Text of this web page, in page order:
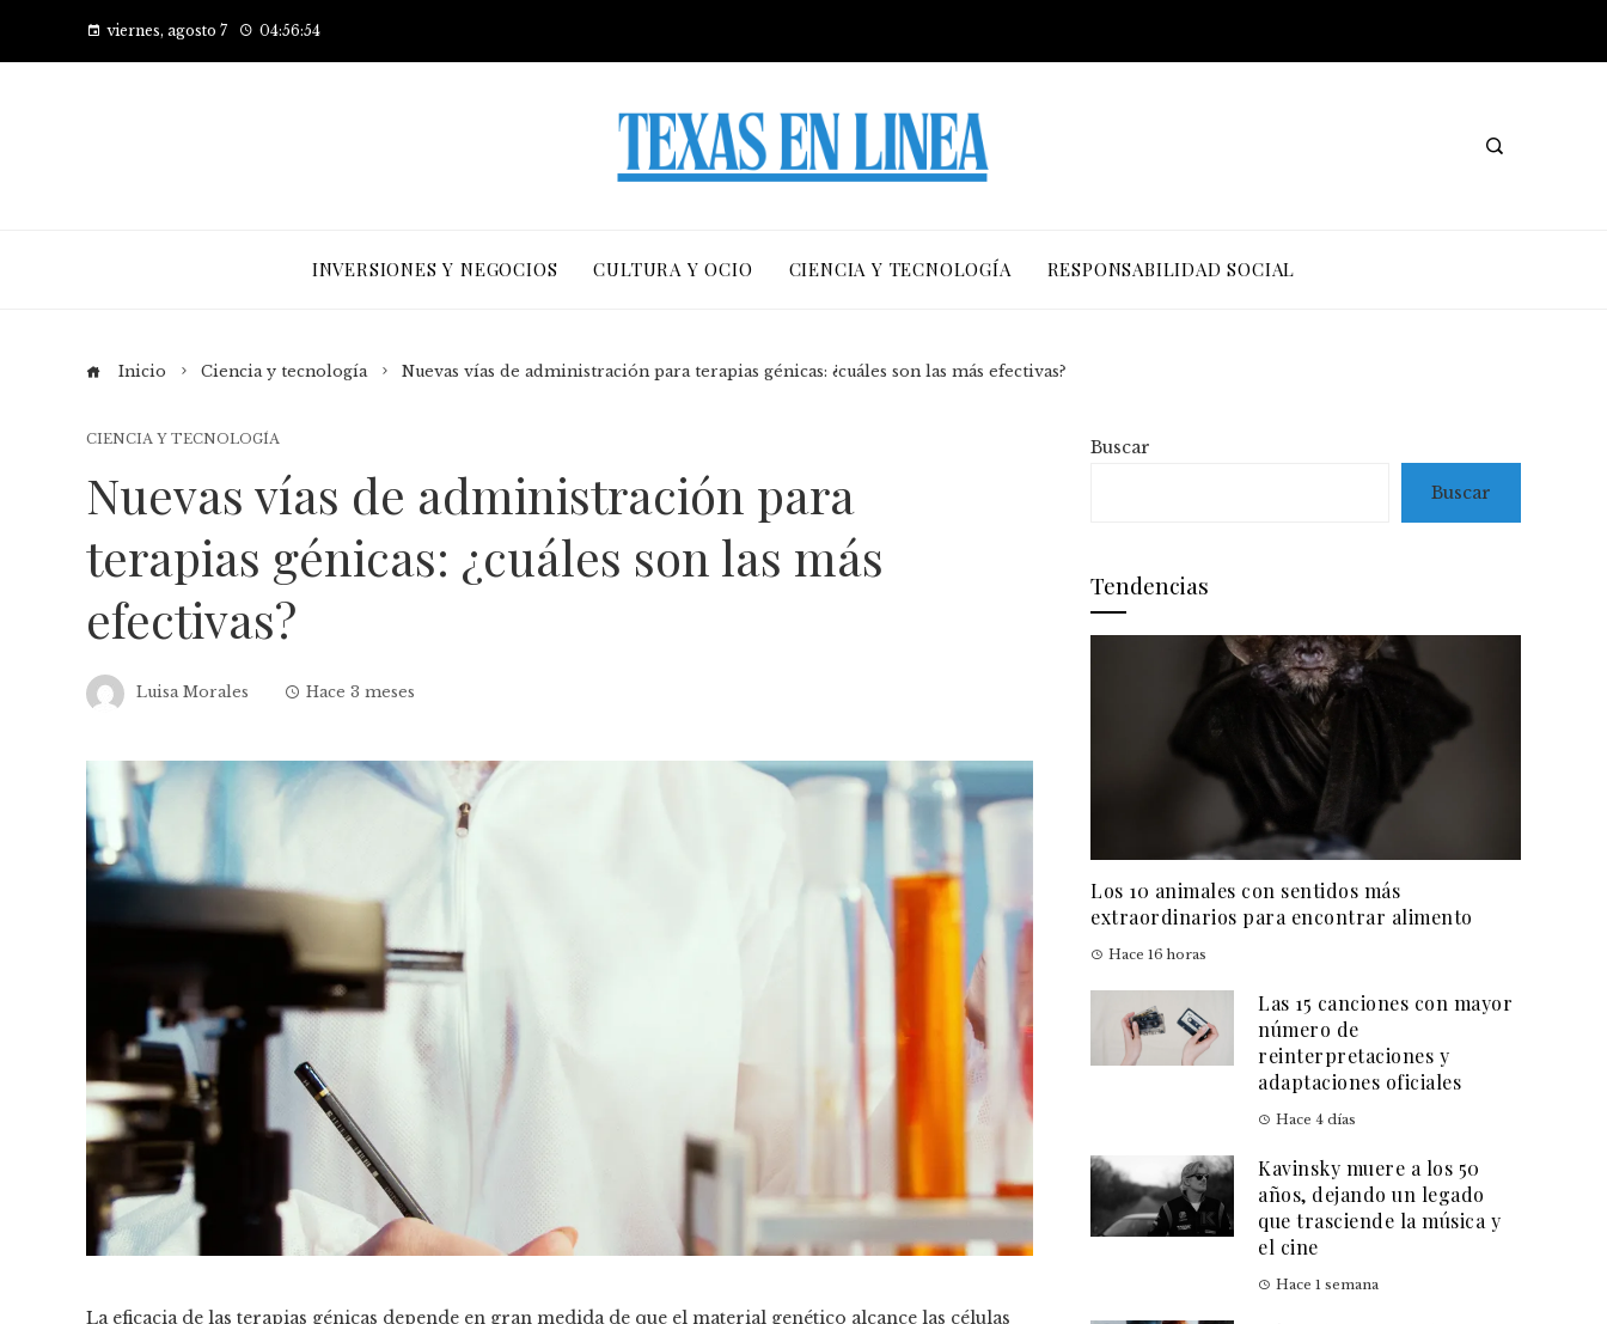
viernes, agosto 7 04:56:55
INVERSIONES Y NEGOCIOS CULTURA Y OCIO CIENCIA Y TECNOLOGÍA RESPONSABILIDAD SOCIAL
Inicio Ciencia y tecnología Nuevas vías de administración para terapias génicas: ¿cuáles son las más efectivas?
CIENCIA Y TECNOLOGÍA
Nuevas vías de administración para
terapias génicas: ¿cuáles son las más
efectivas?
Luisa Morales Hace 3 meses
La eficacia de las terapias génicas depende en gran medida de que el material genético alcance las células
Buscar
Buscar
Tendencias
Los 10 animales con sentidos más
extraordinarios para encontrar alimento
Hace 16 horas
Las 15 canciones con mayor
número de
reinterpretaciones y
adaptaciones oficiales
Hace 4 días
Kavinsky muere a los 50
años, dejando un legado
que trasciende la música y
el cine
Hace 1 semana